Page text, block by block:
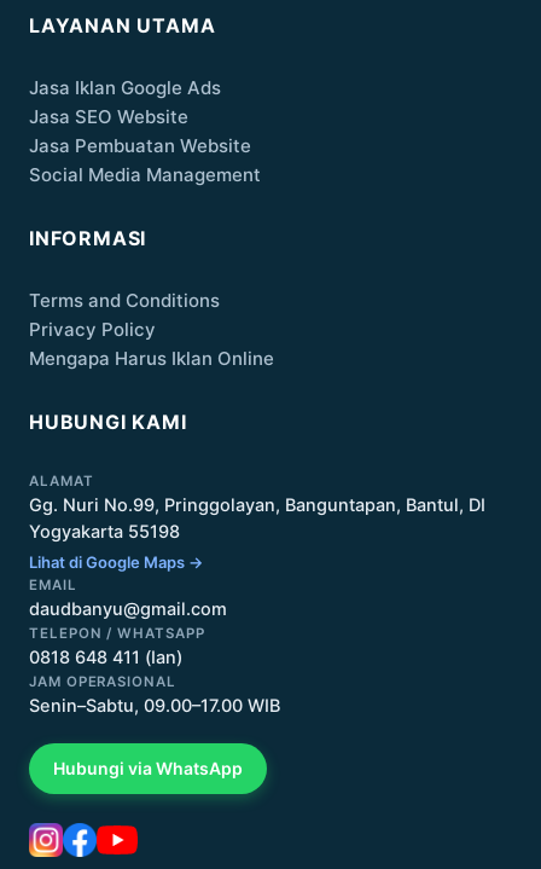
LAYANAN UTAMA
Jasa Iklan Google Ads
Jasa SEO Website
Jasa Pembuatan Website
Social Media Management
INFORMASI
Terms and Conditions
Privacy Policy
Mengapa Harus Iklan Online
HUBUNGI KAMI
ALAMAT
Gg. Nuri No.99, Pringgolayan, Banguntapan, Bantul, DI
Yogyakarta 55198
Lihat di Google Maps →
EMAIL
daudbanyu@gmail.com
TELEPON / WHATSAPP
0818 648 411 (Ian)
JAM OPERASIONAL
Senin–Sabtu, 09.00–17.00 WIB
Hubungi via WhatsApp